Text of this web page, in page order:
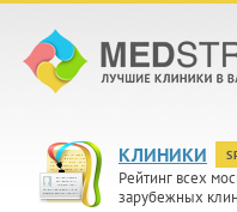
КЛИНИКИ
Рейтинг всех
зарубежных